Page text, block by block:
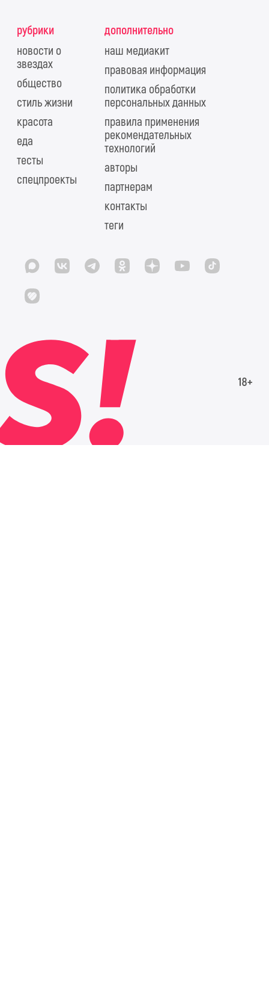
рубрики
новости о
звездах
общество
стиль жизни
красота
еда
тесты
спецпроекты
дополнительно
наш медиакит
правовая информация
политика обработки
персональных данных
правила применения
рекомендательных
технологий
авторы
партнерам
контакты
теги